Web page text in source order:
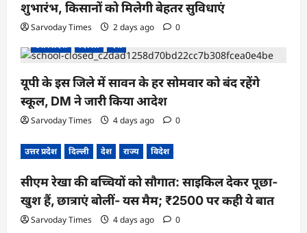
शुभारंभ, किसानों को मिलेगी बेहतर सुविधाएं
Sarvoday Times 2 days ago
0
उत्तर प्रदेश
दिल्ली देश
यूपी के इस जिले में सावन के हर सोमवार को बंद रहेंगे
स्कूल, DM ने जारी किया आदेश
Sarvoday Times 4 days ago 0
उत्तर प्रदेश दिल्ली देश राज्य विदेश
सीएम रेखा की बच्चियों को सौगात: साइकिल देकर पूछा-
खुश हैं, छात्राएं बोलीं- यस मैम; ₹2500 पर कही ये बात
Sarvoday Times 4 days ago 0